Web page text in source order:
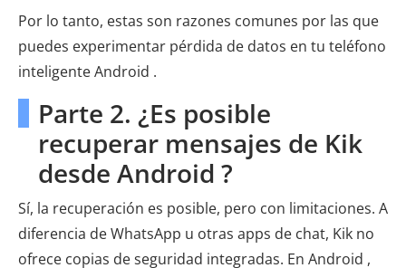
Por lo tanto, estas son razones comunes por las que
puedes experimentar pérdida de datos en tu teléfono
inteligente Android .
Parte 2. ¿Es posible
recuperar mensajes de Kik
desde Android ?
Sí, la recuperación es posible, pero con limitaciones. A
diferencia de WhatsApp u otras apps de chat, Kik no
ofrece copias de seguridad integradas. En Android ,